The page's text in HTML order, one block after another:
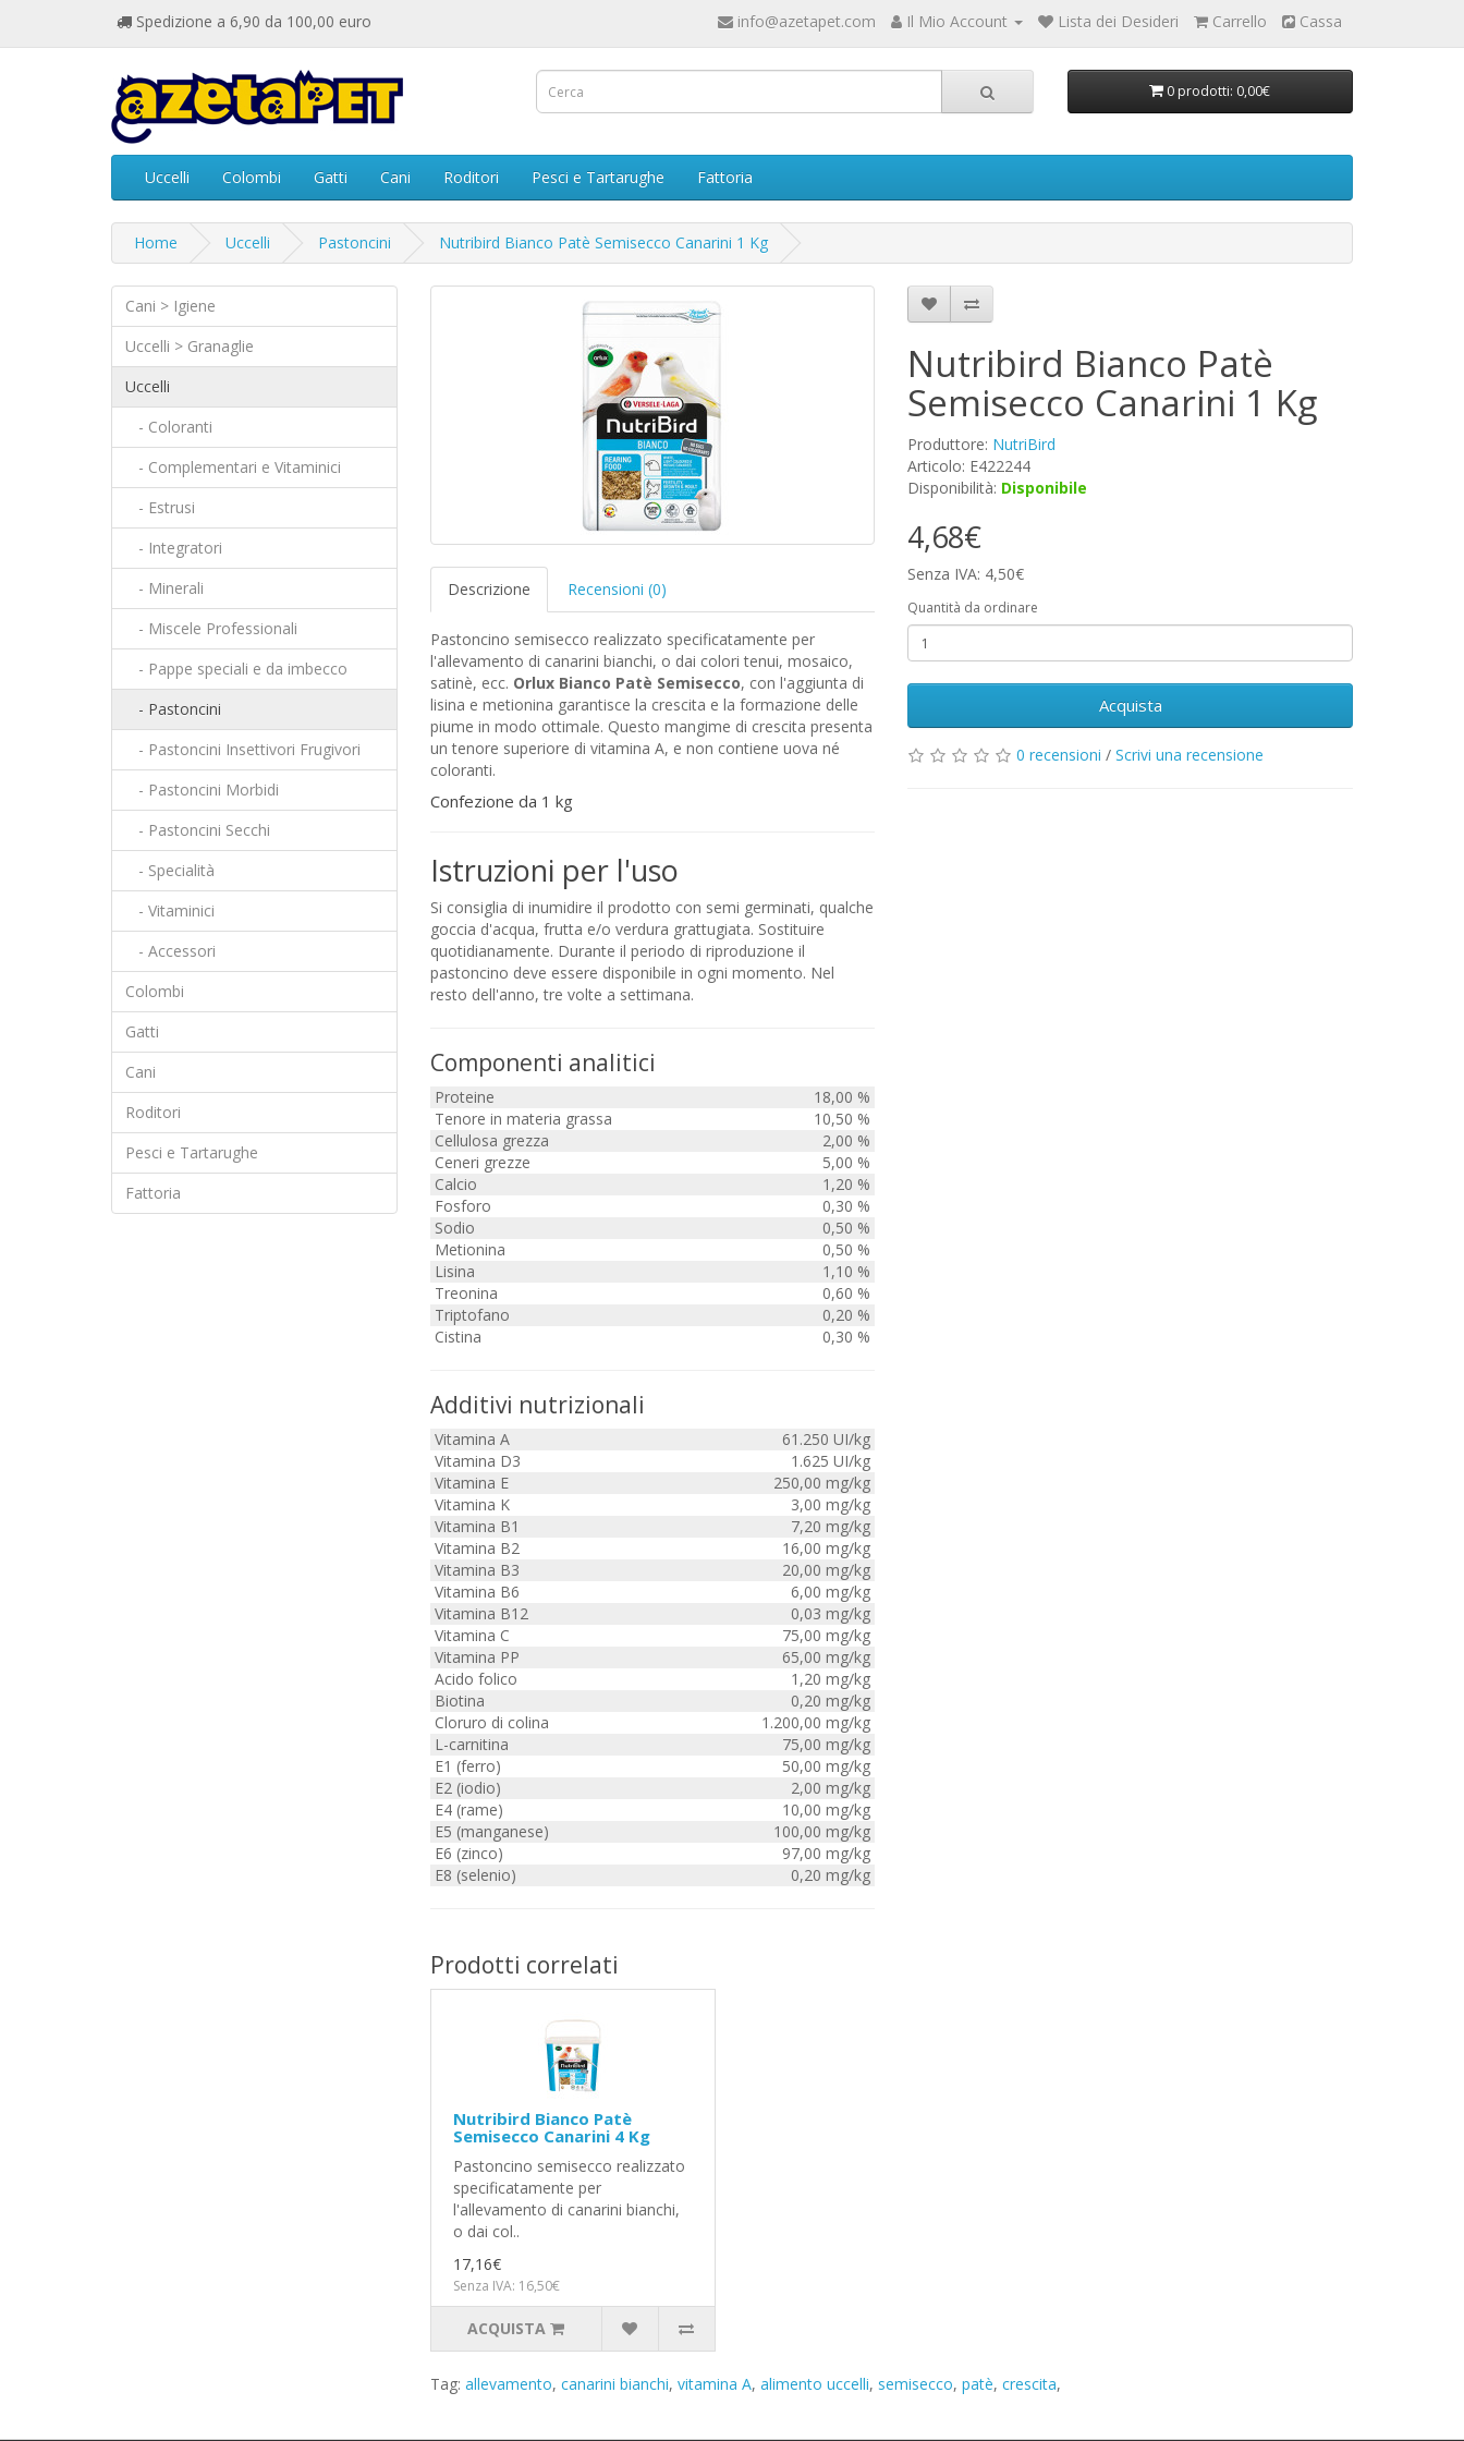
Spedizione a 6,90 da 100,00 euro info@azetapet.com Il Mio Account Lista dei Desideri Carrello Cassa
0 prodotti: 0,00€
Uccelli Colombi Gatti Cani Roditori Pesci e Tartarughe Fattoria
Home Uccelli Pastoncini Nutribird Bianco Patè Semisecco Canarini 1 Kg
Cani > Igiene
Uccelli > Granaglie
Uccelli
- Coloranti
- Complementari e Vitaminici
- Estrusi
- Integratori
- Minerali
- Miscele Professionali
- Pappe speciali e da imbecco
- Pastoncini
- Pastoncini Insettivori Frugivori
- Pastoncini Morbidi
- Pastoncini Secchi
- Specialità
- Vitaminici
- Accessori
Colombi
Gatti
Cani
Roditori
Pesci e Tartarughe
Fattoria
Descrizione Recensioni (0)
Pastoncino semisecco realizzato specificatamente per
l'allevamento di canarini bianchi, o dai colori tenui, mosaico,
satinè, ecc. Orlux Bianco Patè Semisecco, con l'aggiunta di
lisina e metionina garantisce la crescita e la formazione delle
piume in modo ottimale. Questo mangime di crescita presenta
un tenore superiore di vitamina A, e non contiene uova né
coloranti.
Confezione da 1 kg
Istruzioni per l'uso
Si consiglia di inumidire il prodotto con semi germinati, qualche
goccia d'acqua, frutta e/o verdura grattugiata. Sostituire
quotidianamente. Durante il periodo di riproduzione il
pastoncino deve essere disponibile in ogni momento. Nel
resto dell'anno, tre volte a settimana.
Componenti analitici
Proteine
18,00 %
Tenore in materia grassa
10,50 %
Cellulosa grezza
2,00 %
Ceneri grezze
5,00 %
Calcio
1,20 %
Fosforo
0,30 %
Sodio
0,50 %
Metionina
0,50 %
Lisina
1,10 %
Treonina
0,60 %
Triptofano
0,20 %
Cistina
0,30 %
Additivi nutrizionali
Vitamina A
61.250 UI/kg
Vitamina D3
1.625 UI/kg
Vitamina E
250,00 mg/kg
Vitamina K
3,00 mg/kg
Vitamina B1
7,20 mg/kg
Vitamina B2
16,00 mg/kg
Vitamina B3
20,00 mg/kg
Vitamina B6
6,00 mg/kg
Vitamina B12
0,03 mg/kg
Vitamina C
75,00 mg/kg
Vitamina PP
65,00 mg/kg
Acido folico
1,20 mg/kg
Biotina
0,20 mg/kg
Cloruro di colina
1.200,00 mg/kg
L-carnitina
75,00 mg/kg
E1 (ferro)
50,00 mg/kg
E2 (iodio)
2,00 mg/kg
E4 (rame)
10,00 mg/kg
E5 (manganese)
100,00 mg/kg
E6 (zinco)
97,00 mg/kg
E8 (selenio)
0,20 mg/kg
Nutribird Bianco Patè
Semisecco Canarini 1 Kg
Produttore: NutriBird
Articolo: E422244
Disponibilità: Disponibile
4,68€
Senza IVA: 4,50€
Quantità da ordinare
Acquista
0 recensioni /Scrivi una recensione
Prodotti correlati
Nutribird Bianco Patè
Semisecco Canarini 4 Kg
Pastoncino semisecco realizzato
specificatamente per
l'allevamento di canarini bianchi,
o dai col..
17,16€
Senza IVA: 16,50€
ACQUISTA
Tag: allevamento, canarini bianchi, vitamina A, alimento uccelli, semisecco, patè, crescita,